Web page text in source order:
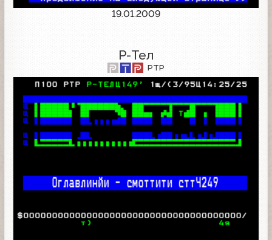
19.01.2009
Р-Тел
РТР